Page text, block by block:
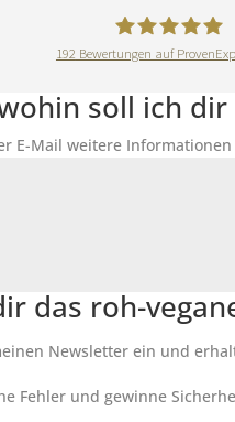
192 Bewertungen auf
soll ich
Mail weitere
das roh-
Newsletter ein und
Fehler und gewinne